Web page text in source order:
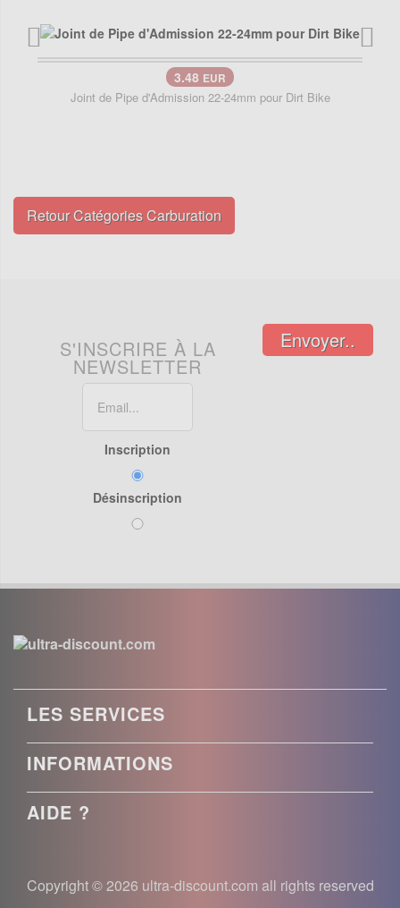
3.48 EUR
Joint de Pipe d'Admission 22-24mm pour Dirt Bike
Retour Catégories Carburation
S'INSCRIRE À LA
NEWSLETTER
Inscription
Désinscription
Envoyer..
LES SERVICES
INFORMATIONS
AIDE ?
Copyright © 2026 ultra-discount.com all rights reserved